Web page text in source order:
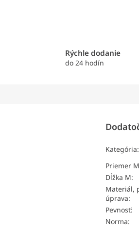
Rýchle dodanie
do 24 hodín
Kategória:
Priemer M
Dĺžka M:
Materiál,
úprava:
Pevnosť:
Norma: